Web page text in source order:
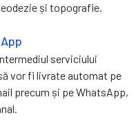
și topografie.
serviciului
vor fi livrate automat pe
precum și pe WhatsApp,